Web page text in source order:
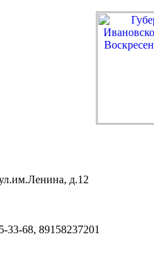
д.12
33-68, 89158237201